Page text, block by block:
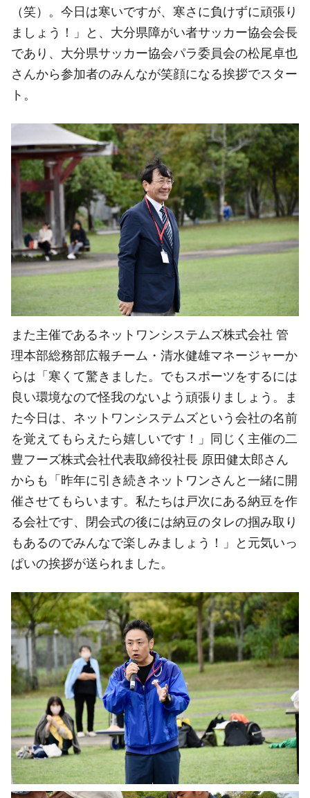
（笑）。今日は寒いですが、寒さに負けずに頑張り
ましょう！」と、大分県障がい者サッカー協会会長
であり、大分県サッカー協会パラ委員会の松尾卓也
さんから参加者のみんなが笑顔になる挨拶でスター
ト。
また主催であるネットワンシステムズ株式会社 管
理本部総務部広報チーム・清水健雄マネージャーか
らは「寒くて驚きました。でもスポーツをするには
良い環境なので怪我のないよう頑張りましょう。ま
た今日は、ネットワンシステムズという会社の名前
を覚えてもらえたら嬉しいです！」同じく主催の二
豊フーズ株式会社代表取締役社長 原田健太郎さん
からも「昨年に引き続きネットワンさんと一緒に開
催させてもらいます。私たちは戸次にある納豆を作
る会社です、閉会式の後には納豆のタレの掴み取り
もあるのでみんなで楽しみましょう！」と元気いっ
ぱいの挨拶が送られました。